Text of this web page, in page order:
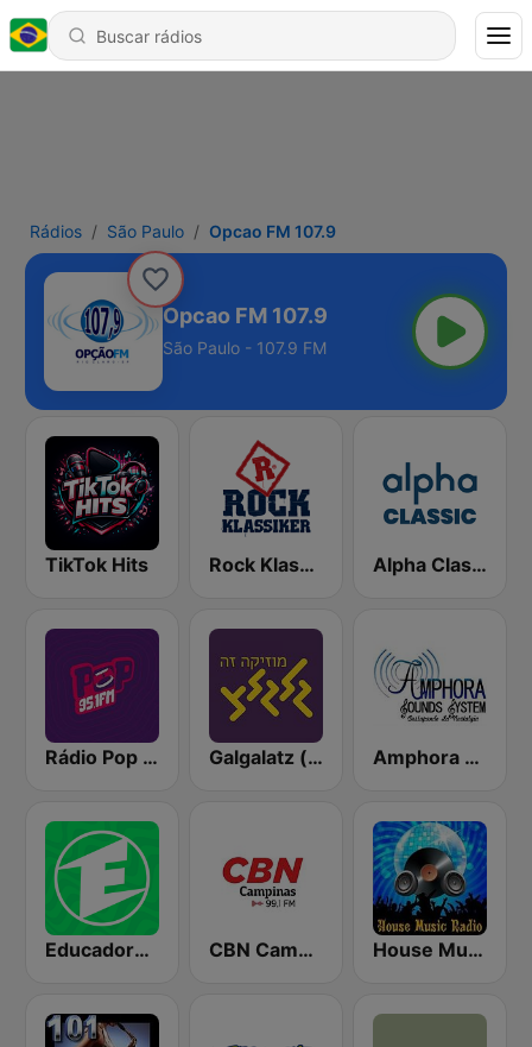
Rádios São Paulo Opcao FM 107.9
Opcao FM 107.9
São Paulo - 107.9 FM
TikTok Hits Rock Klassiker Alpha Classics
Rádio Pop 95.1 FM Galgalatz (גלגלצ רדיו) Amphora Radio
Educadora FM 91.7 CBN Campinas House Music Radio